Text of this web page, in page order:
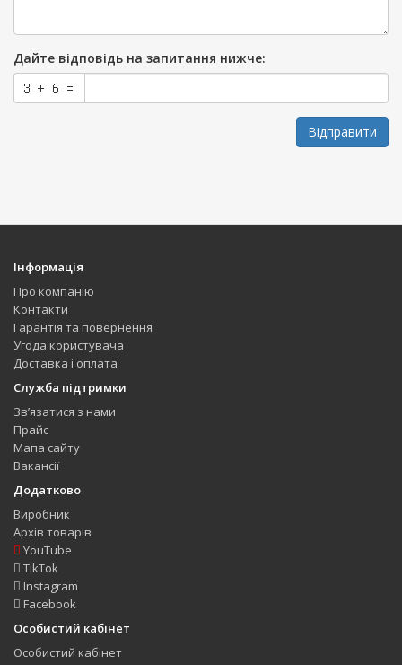
Дайте відповідь на запитання нижче:
Відправити
Інформація
Про компанію
Контакти
Гарантія та повернення
Угода користувача
Доставка і оплата
Служба підтримки
Зв’язатися з нами
Прайс
Мапа сайту
Вакансії
Додатково
Виробник
Архів товарів
YouTube
TikTok
Instagram
Facebook
Особистий кабінет
Особистий кабінет